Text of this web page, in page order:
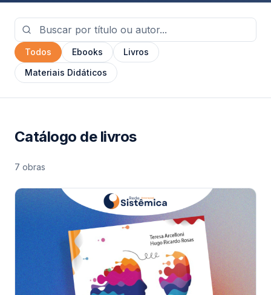
Todos Ebooks
Livros
Materiais Didáticos
Catálogo de livros
7 obras